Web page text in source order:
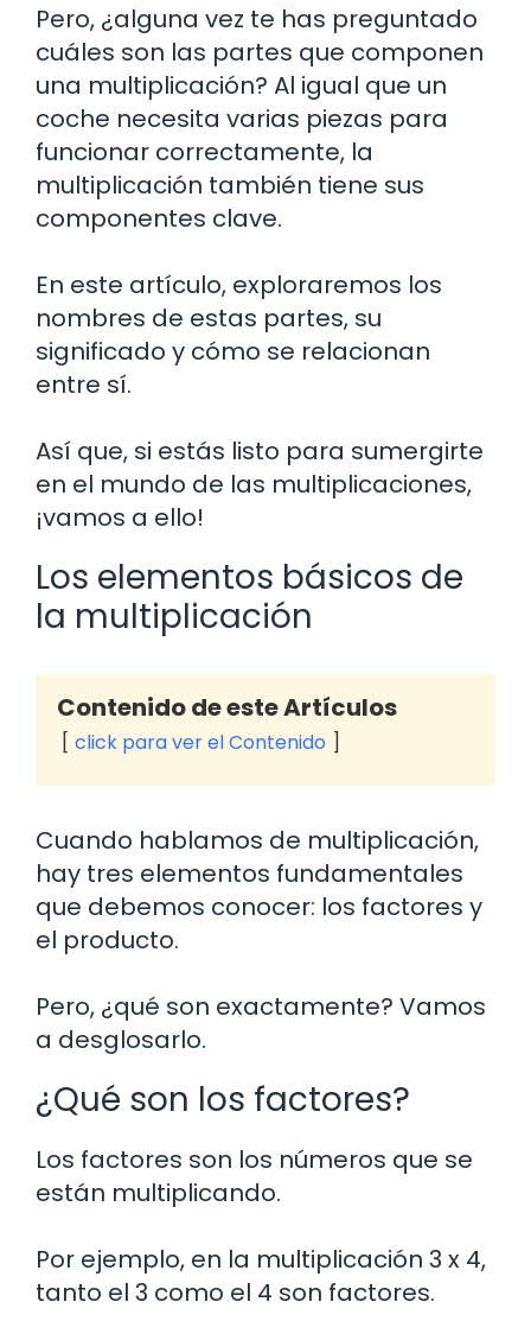
Pero, ¿alguna vez te has preguntado
cuáles son las partes que componen
una multiplicación? Al igual que un
coche necesita varias piezas para
funcionar correctamente, la
multiplicación también tiene sus
componentes clave.
En este artículo, exploraremos los
nombres de estas partes, su
significado y cómo se relacionan
entre sí.
Así que, si estás listo para sumergirte
en el mundo de las multiplicaciones,
¡vamos a ello!
Los elementos básicos de
la multiplicación
Contenido de este Artículos
click para ver el Contenido
Cuando hablamos de multiplicación,
hay tres elementos fundamentales
que debemos conocer: los factores y
el producto.
Pero, ¿qué son exactamente? Vamos
a desglosarlo.
¿Qué son los factores?
Los factores son los números que se
están multiplicando.
Por ejemplo, en la multiplicación 3 x 4,
tanto el 3 como el 4 son factores.